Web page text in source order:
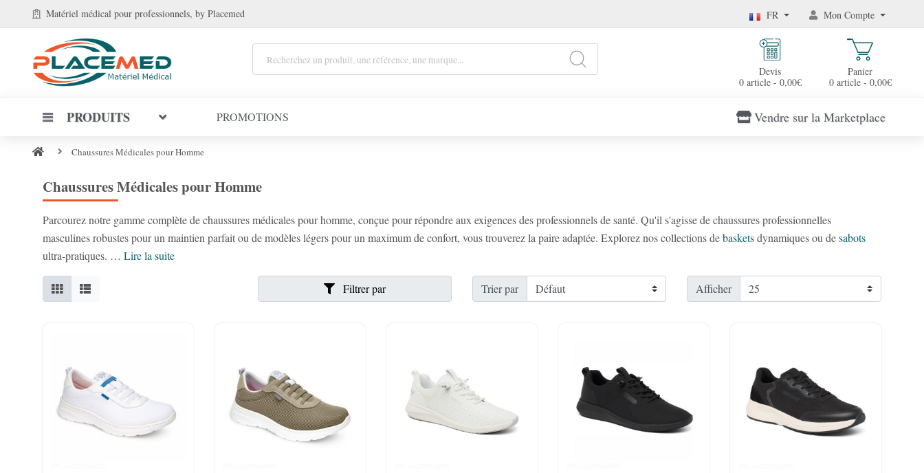
Matériel médical pour professionnels, by Placemed FR Mon Compte
Devis
0 article - 0,00€
Panier
0 article - 0,00€
PRODUITS PROMOTIONS Vendre sur la Marketplace
Chaussures Médicales pour Homme
Chaussures Médicales pour Homme
Parcourez notre gamme complète de chaussures médicales pour homme, conçue pour répondre aux exigences des professionnels de santé. Qu'il s'agisse de chaussures professionnelles
masculines robustes pour un maintien parfait ou de modèles légers pour un maximum de confort, vous trouverez la paire adaptée. Explorez nos collections debasketsdynamiques ou desabots
ultra-pratiques. …Lire la suite
Filtrer par Trier par Afficher